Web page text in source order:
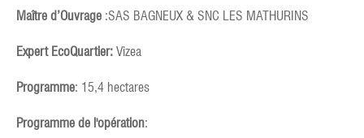
Maître d’Ouvrage :SAS BAGNEUX & SNC LES MATHURINS
Expert EcoQuartier: Vizea
Programme: 15,4 hectares
Programme de l'opération: